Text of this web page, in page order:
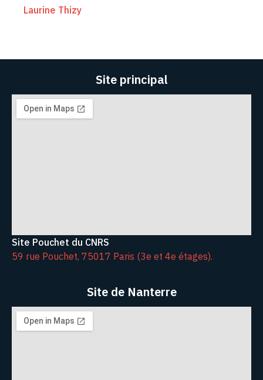
Laurine Thizy
Site principal
Site Pouchet du CNRS
59 rue Pouchet, 75017 Paris (3e et 4e étages).
Site de Nanterre